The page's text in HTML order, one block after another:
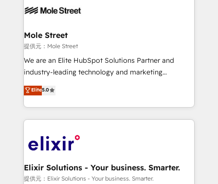
workflows; automation agents; process optimization
Healthcare: HIPAA implementations; secure data
workflows 💼 Financial Services: compliant
workflows; audit-ready reporting ⚖️ Legal: client
intake; pipeline and document workflows 🛒 E-
revenue automation 🏢 Real Estate: deal pipelines;
portfolio and lifecycle management 🏭
HIPAA-aware; CASL-compliant; GDPR-ready
implementations where required 💡 Why 500+
built to scale.
Mole Street
提供元：Mole Street
We are an Elite HubSpot Solutions Partner and
industry-leading technology and marketing
consultancy. Our focus is on enterprise and mid-
market B2B companies globally that want a strategic
approach to execute their goals through creative
applications of our solutions; Technical HubSpot
Design, Migrations + Integrations. Mole Street’s
greatness, which is achieved through creating
absolute clarity, derived from a well-defined
Elite5.0
Elixir Solutions - Your business. Smarter.
提供元：Elixir Solutions - Your business. Smarter.